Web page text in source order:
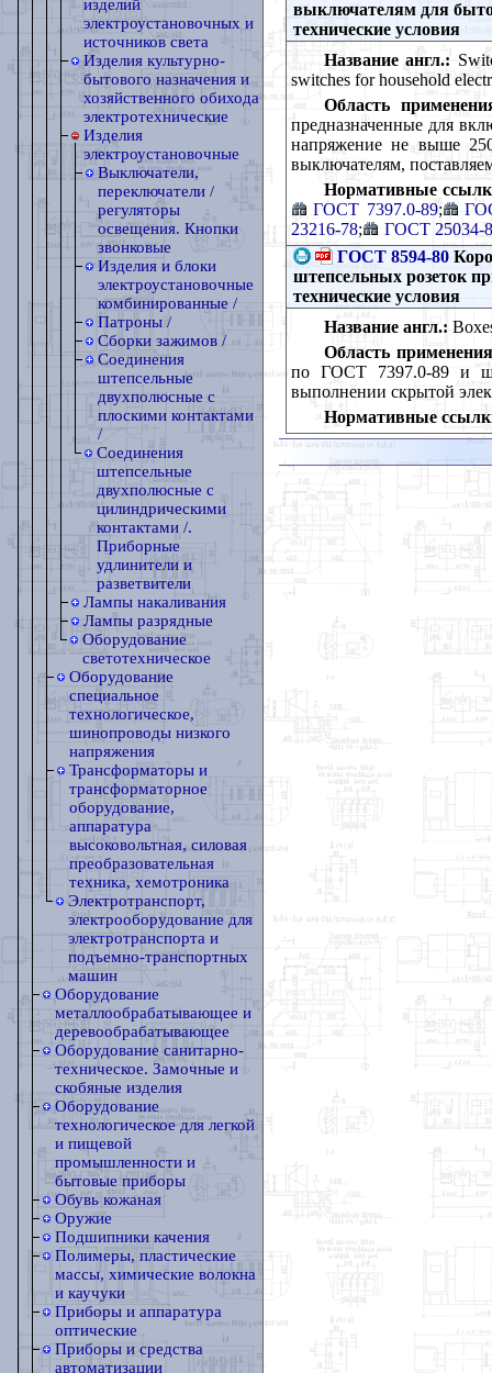
изделий
электроустановочных и
источников света
Изделия культурно-
бытового назначения и
хозяйственного обихода
электротехнические
Изделия
электроустановочные
Выключатели,
переключатели /
регуляторы
освещения. Кнопки
звонковые
Изделия и блоки
электроустановочные
комбинированные /
Патроны /
Сборки зажимов /
Соединения
штепсельные
двухполюсные с
плоскими контактами
/
Соединения
штепсельные
двухполюсные с
цилиндрическими
контактами /.
Приборные
удлинители и
разветвители
Лампы накаливания
Лампы разрядные
Оборудование
светотехническое
Оборудование
специальное
технологическое,
шинопроводы низкого
напряжения
Трансформаторы и
трансформаторное
оборудование,
аппаратура
высоковольтная, силовая
преобразовательная
техника, хемотроника
Электротранспорт,
электрооборудование для
электротранспорта и
подъемно-транспортных
машин
Оборудование
металлообрабатывающее и
деревообрабатывающее
Оборудование санитарно-
техническое. Замочные и
скобяные изделия
Оборудование
технологическое для легкой
и пищевой
промышленности и
бытовые приборы
Обувь кожаная
Оружие
Подшипники качения
Полимеры, пластические
массы, химические волокна
и каучуки
Приборы и аппаратура
оптические
Приборы и средства
автоматизации
выключателям для
технические условия
Название англ.:
switches for household
Область
предназначенные для
напряжение не выше
выключателям,
Нормативные
ГОСТ 7397.0-89;
23216-78;
ГОСТ 25034-
ГОСТ 8594-80
штепсельных розеток
технические условия
Название англ.:
Область
по ГОСТ 7397.0-89 и
выполнении скрытой
Нормативные